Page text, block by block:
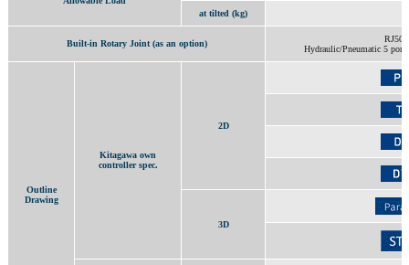
at tilted (kg)
Built-in Rotary Joint (as an option)
Hydraulic/Pneumatic 5
Outline
Drawing
Kitagawa own
controller spec.
2D
3D